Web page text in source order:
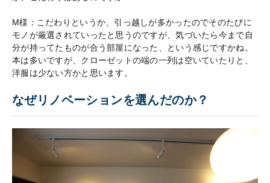
M様：こだわりというか、引っ越しが多かったのでそのたびに
モノが厳選されていったと思うのですが、気づいたら今まで自
分が持ってたものが合う部屋になった、という感じですかね。
本は多いですが、クローゼットの端の一列は空いていたりと、
洋服は少ない方かと思います。
なぜリノベーションを選んだのか？